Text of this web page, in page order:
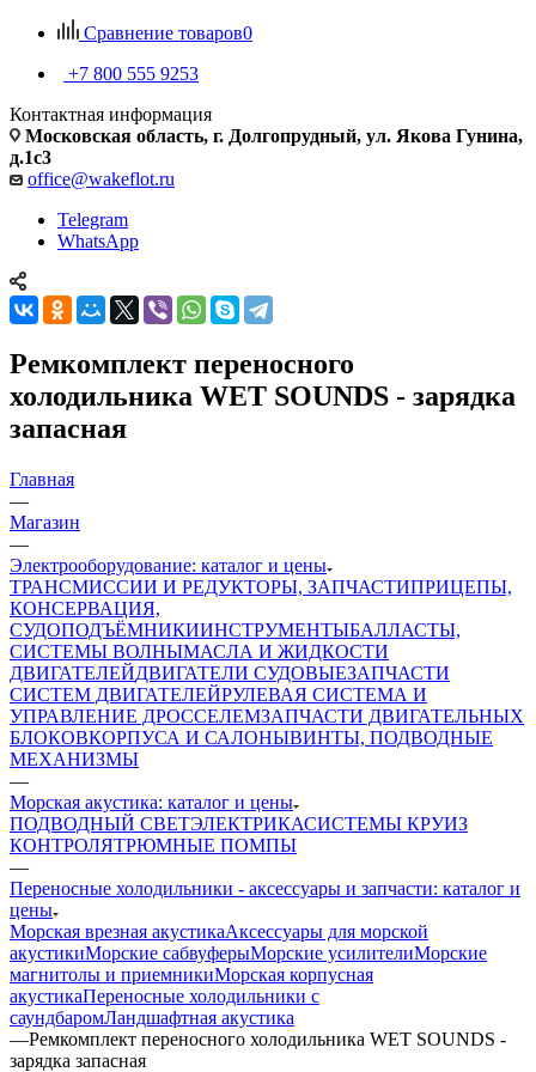
Сравнение товаров0
+7 800 555 9253
Контактная информация
Московская область, г. Долгопрудный, ул. Якова Гунина,
д.1с3
office@wakeflot.ru
Telegram
WhatsApp
Ремкомплект переносного
холодильника WET SOUNDS - зарядка
запасная
Главная
—
Магазин
—
Электрооборудование: каталог и цены
ТРАНСМИССИИ И РЕДУКТОРЫ, ЗАПЧАСТИПРИЦЕПЫ,
КОНСЕРВАЦИЯ,
СУДОПОДЪЁМНИКИИНСТРУМЕНТЫБАЛЛАСТЫ,
СИСТЕМЫ ВОЛНЫМАСЛА И ЖИДКОСТИ
ДВИГАТЕЛЕЙДВИГАТЕЛИ СУДОВЫЕЗАПЧАСТИ
СИСТЕМ ДВИГАТЕЛЕЙРУЛЕВАЯ СИСТЕМА И
УПРАВЛЕНИЕ ДРОССЕЛЕМЗАПЧАСТИ ДВИГАТЕЛЬНЫХ
БЛОКОВКОРПУСА И САЛОНЫВИНТЫ, ПОДВОДНЫЕ
МЕХАНИЗМЫ
—
Морская акустика: каталог и цены
ПОДВОДНЫЙ СВЕТЭЛЕКТРИКАСИСТЕМЫ КРУИЗ
КОНТРОЛЯТРЮМНЫЕ ПОМПЫ
—
Переносные холодильники - аксессуары и запчасти: каталог и
цены
Морская врезная акустикаАксессуары для морской
акустикиМорские сабвуферыМорские усилителиМорские
магнитолы и приемникиМорская корпусная
акустикаПереносные холодильники с
саундбаромЛандшафтная акустика
—Ремкомплект переносного холодильника WET SOUNDS -
зарядка запасная